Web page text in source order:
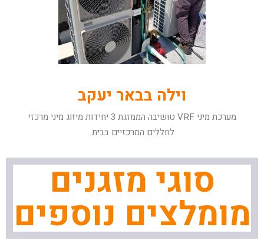
וילה בבאר יעקב
מערכת מיני VRF טושיבה הממזגת 3 יחידות מיזוג מיני מרכזי
לחללים המרכזיים בבית.
סוגי מזגנים
מומלצים נוספים